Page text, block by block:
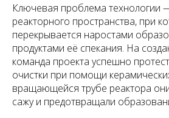
Ключевая проблема технологии
реакторного пространства, при
перекрывается наростами
продуктами её спекания. На
команда проекта успешно
очистки при помощи
вращающейся трубе реактора
сажу и предотвращали